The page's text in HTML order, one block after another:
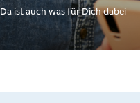
Da ist auch was für Dich dabei